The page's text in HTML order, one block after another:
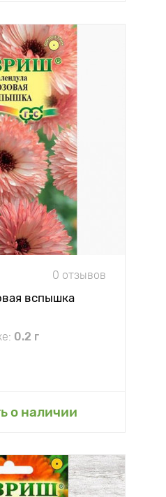
0 отзывов
вспышка
0.2 г
о наличии